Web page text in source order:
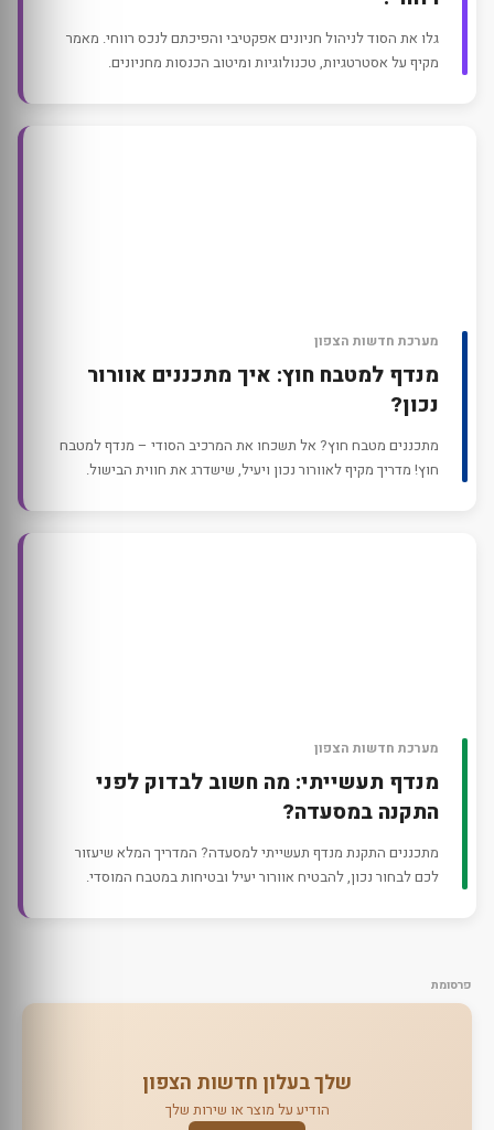
גלו את הסוד לניהול חניונים אפקטיבי והפיכתם לנכס רווחי. מאמר
מקיף על אסטרטגיות, טכנולוגיות ומיטוב הכנסות מחניונים.
מערכת חדשות הצפון
מנדף למטבח חוץ: איך מתכננים אוורור
נכון?
מתכננים מטבח חוץ? אל תשכחו את המרכיב הסודי – מנדף למטבח
חוץ! מדריך מקיף לאוורור נכון ויעיל, שישדרג את חווית הבישול.
מערכת חדשות הצפון
מנדף תעשייתי: מה חשוב לבדוק לפני
התקנה במסעדה?
מתכננים התקנת מנדף תעשייתי למסעדה? המדריך המלא שיעזור
לכם לבחור נכון, להבטיח אוורור יעיל ובטיחות במטבח המוסדי.
פרסומת
שלך בעלון חדשות הצפון
הודיע על מוצר או שירות שלך